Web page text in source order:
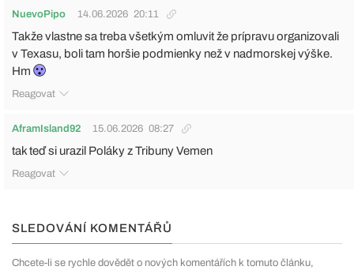
NuevoPipo 14.06.2026 20:11
Takže vlastne sa treba všetkým omluvit že prípravu organizovali
v Texasu, boli tam horšie podmienky než v nadmorskej výške.
Hm
Reagovat
AframIsland92 15.06.2026 08:27
tak teď si urazil Poláky z Tribuny Vemen
Reagovat
SLEDOVÁNÍ KOMENTÁŘŮ
Chcete-li se rychle dovědět o nových komentářích k tomuto článku,